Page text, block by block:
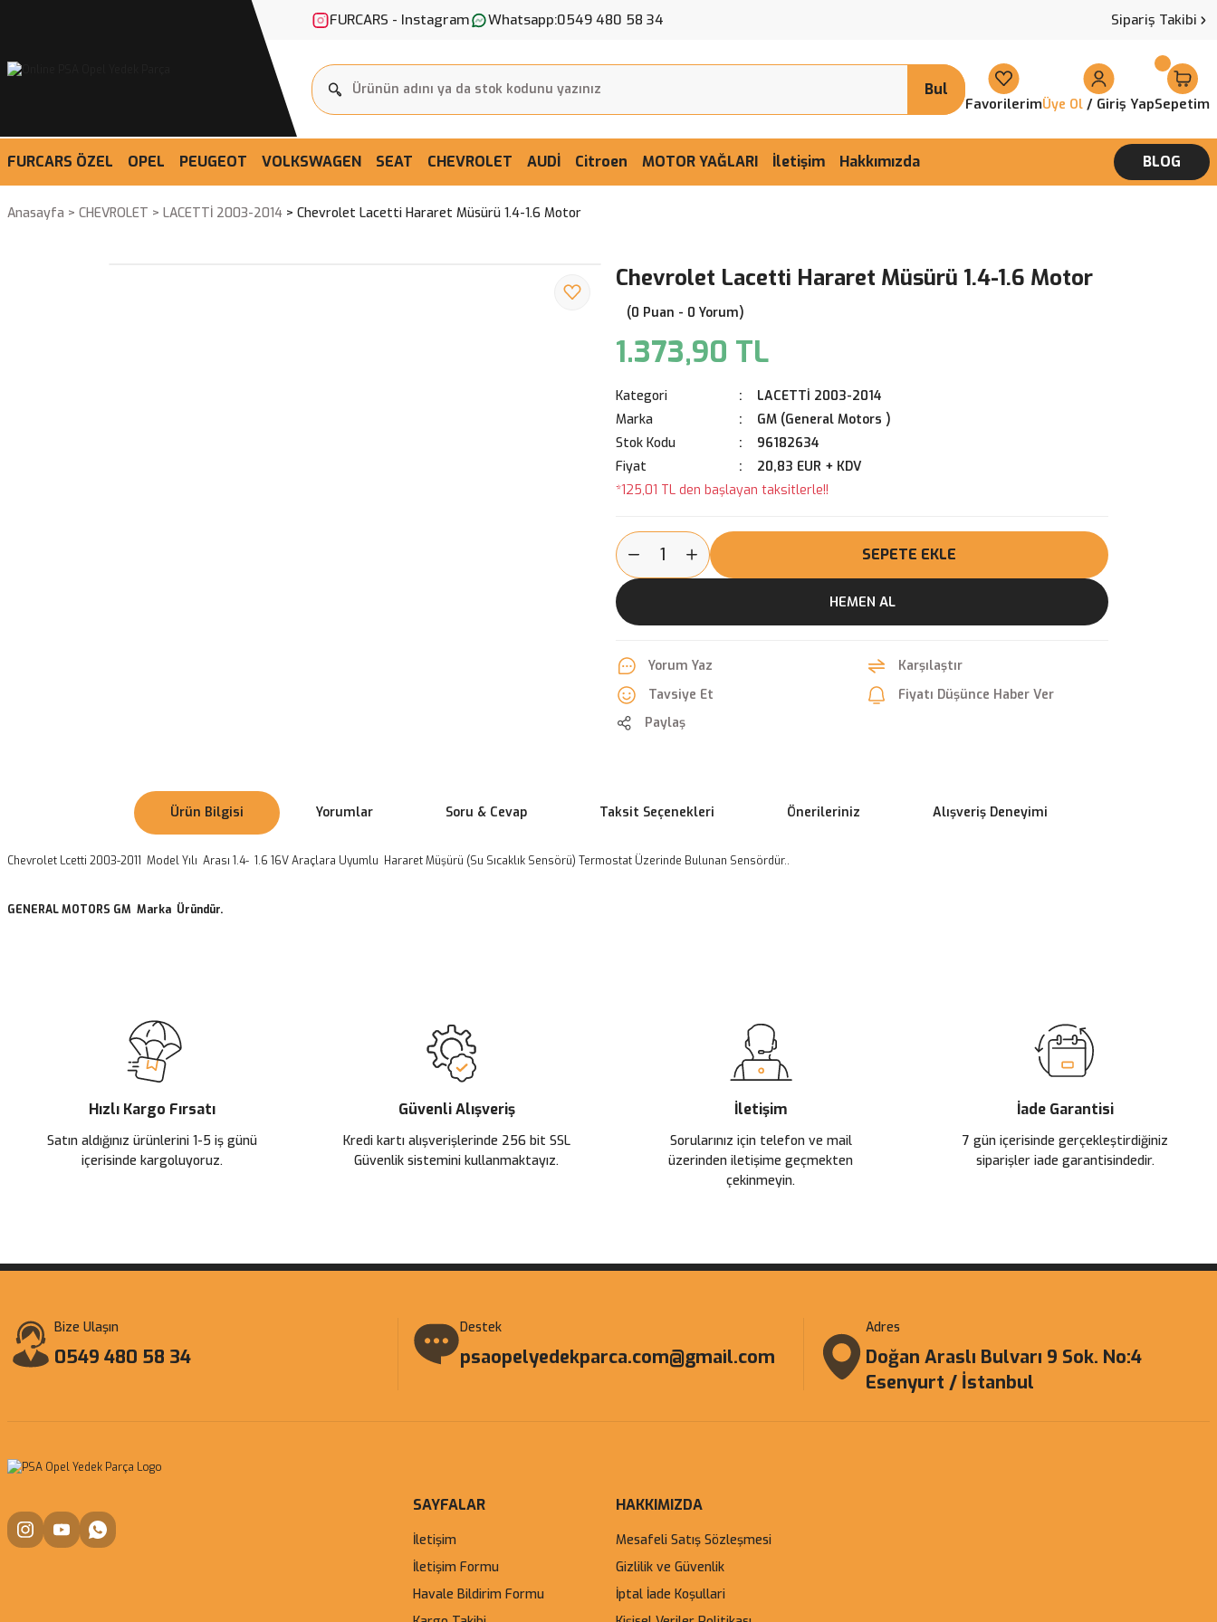
FURCARS - Instagram Whatsapp:0549 480 58 34 Sipariş Takibi
Bul
FavorilerimÜye Ol / Giriş YapSepetim
FURCARS ÖZEL OPEL PEUGEOT VOLKSWAGEN SEAT CHEVROLET AUDİ Citroen MOTOR YAĞLARI İletişim Hakkımızda BLOG
Anasayfa CHEVROLET LACETTİ 2003-2014 Chevrolet Lacetti Hararet Müsürü 1.4-1.6 Motor
Chevrolet Lacetti Hararet Müsürü 1.4-1.6 Motor
(0 Puan - 0 Yorum)
1.373,90 TL
Kategori
LACETTİ 2003-2014
Marka
GM (General Motors )
Stok Kodu
96182634
Fiyat
20,83 EUR + KDV
*125,01 TL den başlayan taksitlerle!!
SEPETE EKLE
HEMEN AL
Yorum Yaz
Karşılaştır
Tavsiye Et
Fiyatı Düşünce Haber Ver
Paylaş
Ürün Bilgisi Yorumlar Soru & Cevap Taksit Seçenekleri Önerileriniz Alışveriş Deneyimi
Chevrolet Lcetti 2003-2011 Model Yılı Arası 1.4- 1.6 16V Araçlara Uyumlu Hararet Müşürü (Su Sıcaklık Sensörü) Termostat Üzerinde Bulunan Sensördür..
GENERAL MOTORS GM Marka Üründür.
Ürün açıklamasında eksik bilgiler bulunuyor.
Ürün bilgilerinde hatalar bulunuyor.
Ürün fiyatı diğer sitelerden daha pahalı.
Bu ürüne benzer farklı alternatifler olmalı.
Hızlı Kargo Fırsatı
Satın aldığınız ürünlerini 1-5 iş günü
içerisinde kargoluyoruz.
Güvenli Alışveriş
Kredi kartı alışverişlerinde 256 bit SSL
Güvenlik sistemini kullanmaktayız.
İletişim
Sorularınız için telefon ve mail
üzerinden iletişime geçmekten
çekinmeyin.
İade Garantisi
7 gün içerisinde gerçekleştirdiğiniz
siparişler iade garantisindedir.
Bize Ulaşın
0549 480 58 34
Destek
psaopelyedekparca.com@gmail.com
Adres
Doğan Araslı Bulvarı 9 Sok. No:4
Esenyurt / İstanbul
SAYFALAR
İletişim
İletişim Formu
Havale Bildirim Formu
HAKKIMIZDA
Mesafeli Satış Sözleşmesi
Gizlilik ve Güvenlik
İptal İade Koşullari